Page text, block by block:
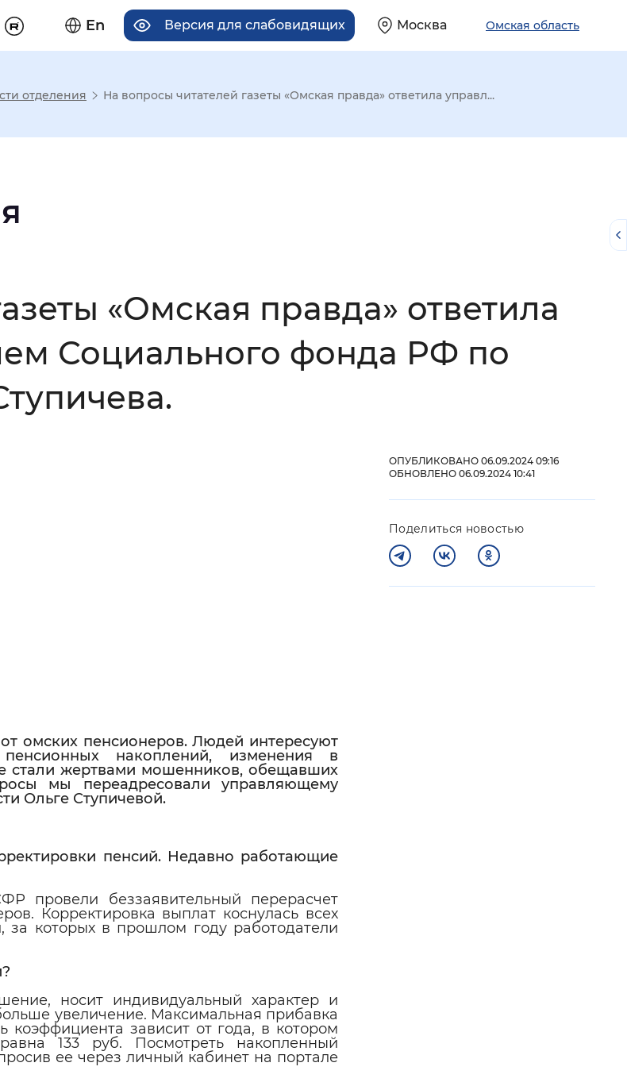
En Версия для слабовидящих Москва Омская область
Увеличенный Большой
отделения На вопросы читателей газеты «Омская правда» ответила управл...
«Омская правда» ответила
Социального фонда РФ по
омских пенсионеров. Людей интересуют
накоплений, изменения в
стали жертвами мошенников, обещавших
мы переадресовали управляющему
Ольге Ступичевой.
пенсий. Недавно работающие
провели беззаявительный перерасчет
Корректировка выплат коснулась всех
за которых в прошлом году работодатели
носит индивидуальный характер и
увеличение. Максимальная прибавка
коэффициента зависит от года, в котором
133 руб. Посмотреть накопленный
ее через личный кабинет на портале
ОПУБЛИКОВАНО 06.09.2024 09:16
ОБНОВЛЕНО 06.09.2024 10:41
Поделиться новостью